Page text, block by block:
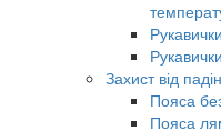
Захист від
Пояса
Пояса